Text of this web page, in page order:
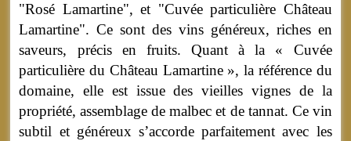
"Rosé Lamartine", et "Cuvée particulière Château
Lamartine".Ce sont des vins généreux, riches en
saveurs, précis en fruits. Quant à la « Cuvée
particulière du Château Lamartine », la référence du
domaine, elle est issue des vieilles vignes de la
propriété, assemblage de malbec et de tannat. Ce vin
subtil et généreux s’accorde parfaitement avec les